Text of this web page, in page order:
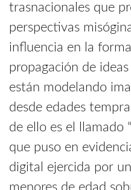
trasnacionales que
perspectivas
influencia en la
propagación de
están modelando
desde edades
de ello es el llamado
que puso en
digital ejercida por
menores de edad